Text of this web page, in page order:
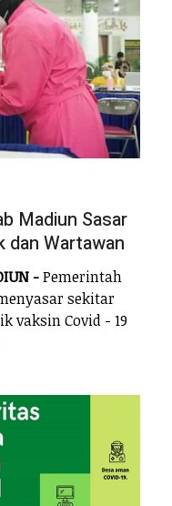
Madiun Sasar
dan Wartawan
-Pemerintah
sekitar
vaksin Covid - 19